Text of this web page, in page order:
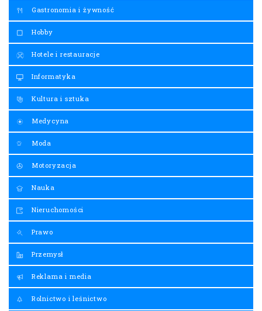
Gastronomia i żywność
Hobby
Hotele i restauracje
Informatyka
Kultura i sztuka
Medycyna
Moda
Motoryzacja
Nauka
Nieruchomości
Prawo
Przemysł
Reklama i media
Rolnictwo i leśnictwo